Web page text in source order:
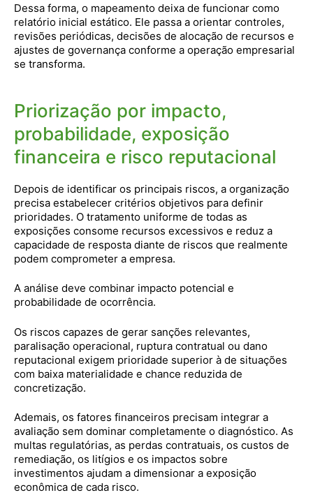
Dessa forma, o mapeamento deixa de funcionar como
relatório inicial estático. Ele passa a orientar controles,
revisões periódicas, decisões de alocação de recursos e
ajustes de governança conforme a operação empresarial
se transforma.
Priorização por impacto,
probabilidade, exposição
financeira e risco reputacional
Depois de identificar os principais riscos, a organização
precisa estabelecer critérios objetivos para definir
prioridades. O tratamento uniforme de todas as
exposições consome recursos excessivos e reduz a
capacidade de resposta diante de riscos que realmente
podem comprometer a empresa.
A análise deve combinar impacto potencial e
probabilidade de ocorrência.
Os riscos capazes de gerar sanções relevantes,
paralisação operacional, ruptura contratual ou dano
reputacional exigem prioridade superior à de situações
com baixa materialidade e chance reduzida de
concretização.
Ademais, os fatores financeiros precisam integrar a
avaliação sem dominar completamente o diagnóstico. As
multas regulatórias, as perdas contratuais, os custos de
remediação, os litígios e os impactos sobre
investimentos ajudam a dimensionar a exposição
econômica de cada risco.